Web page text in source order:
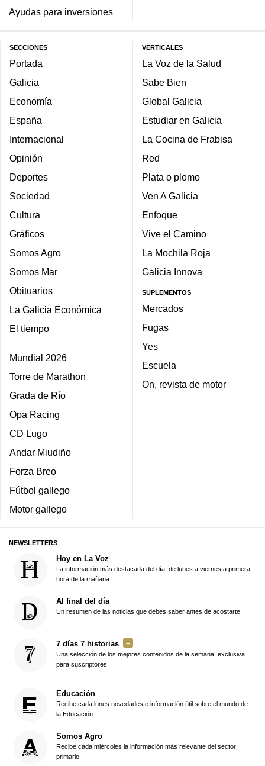
Ayudas para inversiones
SECCIONES
Portada
Galicia
Economía
España
Internacional
Opinión
Deportes
Sociedad
Cultura
Gráficos
Somos Agro
Somos Mar
Obituarios
La Galicia Económica
El tiempo
Mundial 2026
Torre de Marathon
Grada de Río
Opa Racing
CD Lugo
Andar Miudiño
Forza Breo
Fútbol gallego
Motor gallego
VERTICALES
La Voz de la Salud
Sabe Bien
Global Galicia
Estudiar en Galicia
La Cocina de Frabisa
Red
Plata o plomo
Ven A Galicia
Enfoque
Vive el Camino
La Mochila Roja
Galicia Innova
SUPLEMENTOS
Mercados
Fugas
Yes
Escuela
On, revista de motor
NEWSLETTERS
Hoy en La Voz
La información más destacada del día, de lunes a viernes a primera
hora de la mañana
Al final del día
Un resumen de las noticias que debes saber antes de acostarte
7 días 7 historias
Una selección de los mejores contenidos de la semana, exclusiva
para suscriptores
Educación
Recibe cada lunes novedades e información útil sobre el mundo de
la Educación
Somos Agro
Recibe cada miércoles la información más relevante del sector
primario